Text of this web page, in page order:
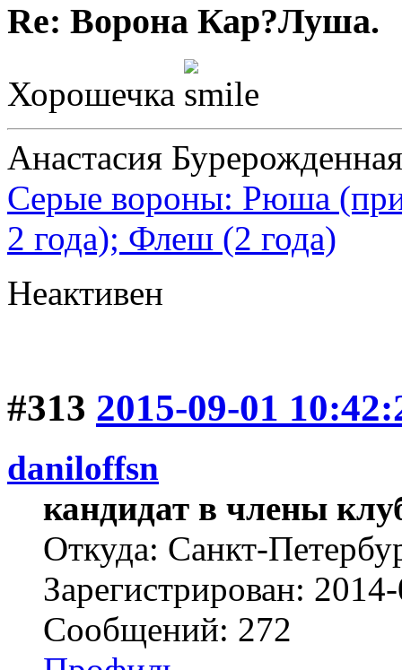
Re: Ворона Кар?Луша.
Хорошечка
Анастасия
Серые вороны: Рюша
2 года); Флеш (2 года)
Неактивен
#313 2015-09-01
daniloffsn
кандидат в члены
Откуда: Санкт-
Зарегистрирован:
Сообщений: 272